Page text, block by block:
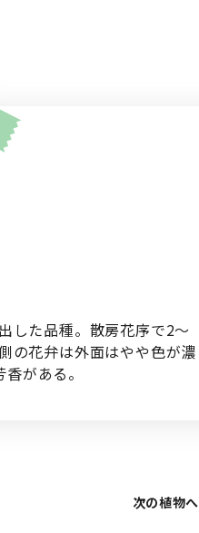
した品種。散房花序で2～
の花弁は外面はやや色が濃
がある。
次の植物へ